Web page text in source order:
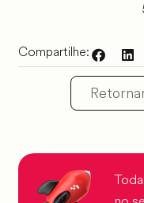
Compartilhe: